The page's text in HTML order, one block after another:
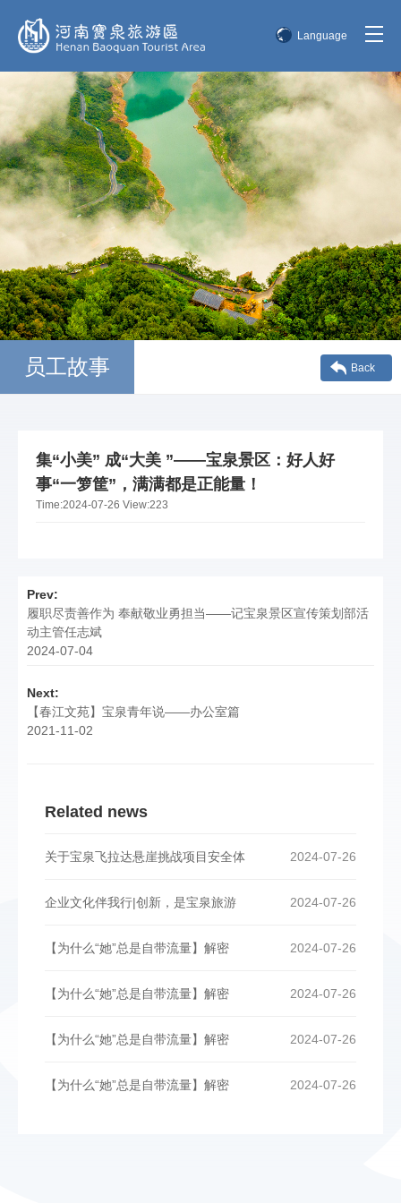
Language
English
한국어
日本語
员工故事 Back
集“小美” 成“大美 ”——宝泉景区：好人好
事“一箩筐”，满满都是正能量！
Time:2024-07-26 View:223
Prev:
履职尽责善作为 奉献敬业勇担当——记宝泉景区宣传策划部活
动主管任志斌
2024-07-04
Next:
【春江文苑】宝泉青年说——办公室篇
2021-11-02
Related news
2024-07-26
关于宝泉飞拉达悬崖挑战项目安全体
2024-07-26
企业文化伴我行|创新，是宝泉旅游
2024-07-26
【为什么“她”总是自带流量】解密
2024-07-26
【为什么“她”总是自带流量】解密
2024-07-26
【为什么“她”总是自带流量】解密
2024-07-26
【为什么“她”总是自带流量】解密